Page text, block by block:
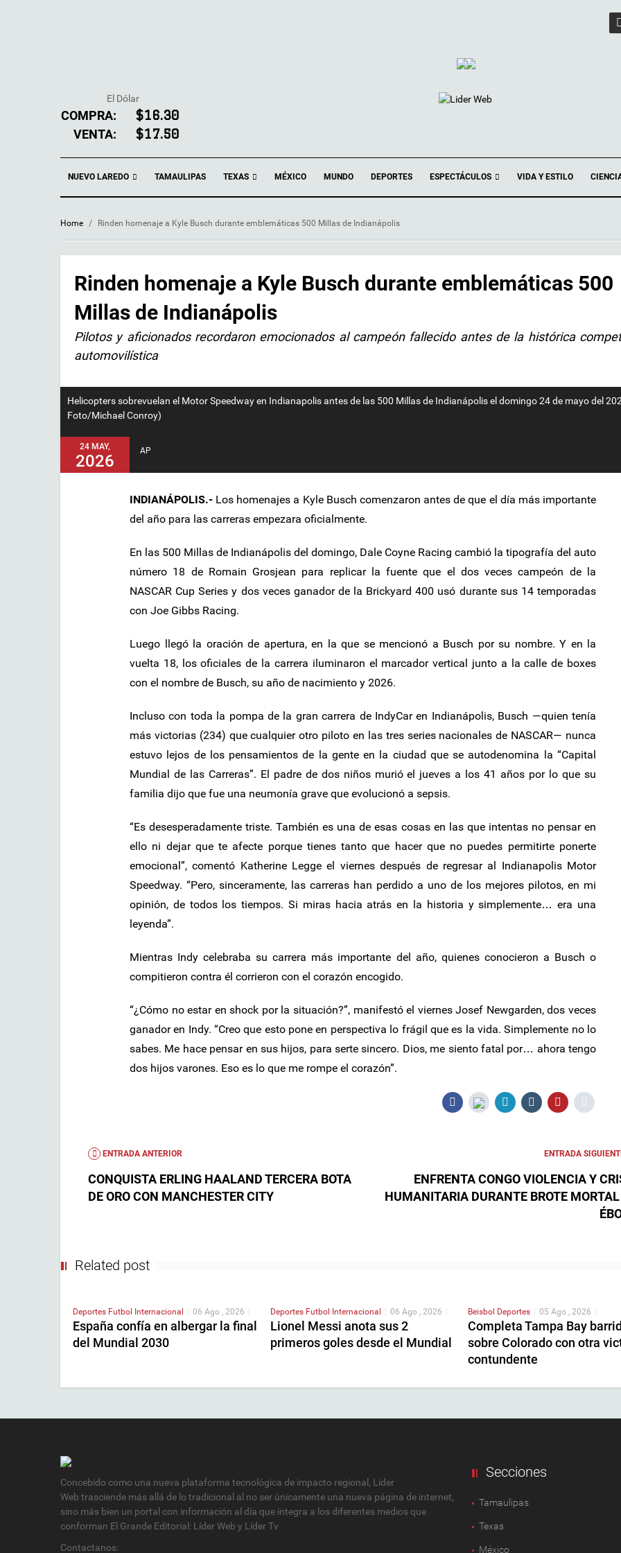
El Dólar
COMPRA: $16.30
VENTA: $17.50
NUEVO LAREDO TAMAULIPAS TEXAS MÉXICO MUNDO DEPORTES ESPECTÁCULOS VIDA Y ESTILO
Home / Rinden homenaje a Kyle Busch durante emblemáticas 500 Millas de Indianápolis
Rinden homenaje a Kyle Busch durante emblemáticas 500
Millas de Indianápolis
Pilotos y aficionados recordaron emocionados al campeón fallecido antes de la histórica
automovilística
Helicopters sobrevuelan el Motor Speedway en Indianapolis antes de las 500 Millas de Indianápolis el domingo 24 de mayo del
Foto/Michael Conroy)
24 MAY,
2026
AP
INDIANÁPOLIS.- Los homenajes a Kyle Busch comenzaron antes de que el día más importante
del año para las carreras empezara oficialmente.
En las 500 Millas de Indianápolis del domingo, Dale Coyne Racing cambió la tipografía del auto
número 18 de Romain Grosjean para replicar la fuente que el dos veces campeón de la
NASCAR Cup Series y dos veces ganador de la Brickyard 400 usó durante sus 14 temporadas
con Joe Gibbs Racing.
Luego llegó la oración de apertura, en la que se mencionó a Busch por su nombre. Y en la
vuelta 18, los oficiales de la carrera iluminaron el marcador vertical junto a la calle de boxes
con el nombre de Busch, su año de nacimiento y 2026.
Incluso con toda la pompa de la gran carrera de IndyCar en Indianápolis, Busch —quien tenía
más victorias (234) que cualquier otro piloto en las tres series nacionales de NASCAR— nunca
estuvo lejos de los pensamientos de la gente en la ciudad que se autodenomina la “Capital
Mundial de las Carreras”. El padre de dos niños murió el jueves a los 41 años por lo que su
familia dijo que fue una neumonía grave que evolucionó a sepsis.
“Es desesperadamente triste. También es una de esas cosas en las que intentas no pensar en
ello ni dejar que te afecte porque tienes tanto que hacer que no puedes permitirte ponerte
emocional”, comentó Katherine Legge el viernes después de regresar al Indianapolis Motor
Speedway. “Pero, sinceramente, las carreras han perdido a uno de los mejores pilotos, en mi
opinión, de todos los tiempos. Si miras hacia atrás en la historia y simplemente… era una
leyenda”.
Mientras Indy celebraba su carrera más importante del año, quienes conocieron a Busch o
compitieron contra él corrieron con el corazón encogido.
“¿Cómo no estar en shock por la situación?”, manifestó el viernes Josef Newgarden, dos veces
ganador en Indy. “Creo que esto pone en perspectiva lo frágil que es la vida. Simplemente no lo
sabes. Me hace pensar en sus hijos, para serte sincero. Dios, me siento fatal por… ahora tengo
dos hijos varones. Eso es lo que me rompe el corazón”.
ENTRADA ANTERIOR
CONQUISTA ERLING HAALAND TERCERA BOTA
DE ORO CON MANCHESTER CITY
ENTRADA
ENFRENTA CONGO VIOLENCIA Y
HUMANITARIA DURANTE BROTE
Related post
Deportes Futbol Internacional | 06 Ago , 2026 |
España confía en albergar la final
del Mundial 2030
Deportes Futbol Internacional | 06 Ago , 2026 |
Lionel Messi anota sus 2
primeros goles desde el Mundial
Beisbol Deportes | 05 Ago , 2026 |
Completa Tampa Bay
sobre Colorado con otra
contundente
Concebido como una nueva plataforma tecnológica de impacto regional, Lider
Web trasciende más allá de lo tradicional al no ser únicamente una nueva página de internet,
sino más bien un portal con información al día que integra a los diferentes medios que
conforman El Grande Editorial: Líder Web y Líder Tv
Contactanos:
Secciones
Tamaulipas
Texas
México